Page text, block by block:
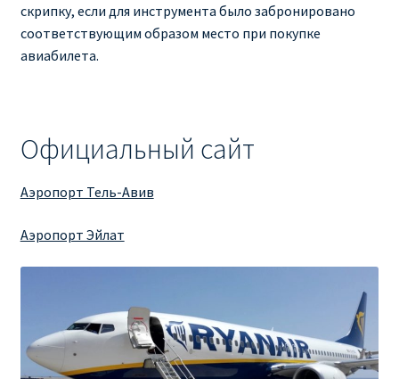
скрипку, если для инструмента было забронировано
соответствующим образом место при покупке
авиабилета.
Официальный сайт
Аэропорт Тель-Авив
Аэропорт Эйлат